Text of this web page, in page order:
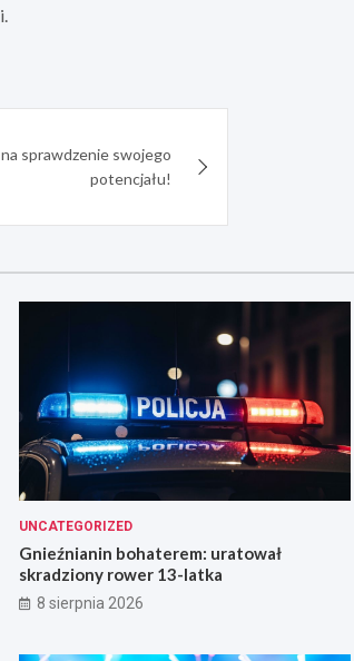
sprawdzenie swojego
potencjału!
UNCATEGORIZED
Gnieźnianin bohaterem: uratował
skradziony rower 13-latka
8 sierpnia 2026